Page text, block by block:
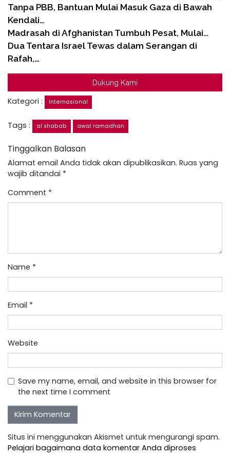
Tanpa PBB, Bantuan Mulai Masuk Gaza di Bawah
Kendali…
Madrasah di Afghanistan Tumbuh Pesat, Mulai…
Dua Tentara Israel Tewas dalam Serangan di
Rafah,…
Dukung Kami
Kategori : Internasional
Tags : al shabab awal ramadhan
Tinggalkan Balasan
Alamat email Anda tidak akan dipublikasikan. Ruas yang
wajib ditandai *
Comment *
Name *
Email *
Website
Save my name, email, and website in this browser for
the next time I comment
Situs ini menggunakan Akismet untuk mengurangi spam.
Pelajari bagaimana data komentar Anda diproses